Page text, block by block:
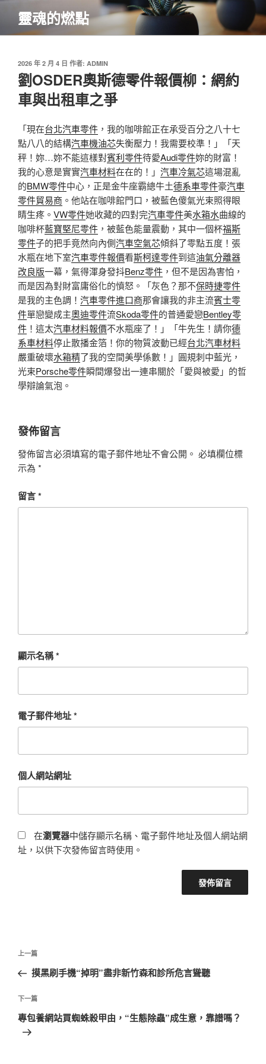
主
靈魂的燃點
發
佈
於
2026 年 2 月 4 日 作者: ADMIN
劉OSDER奧斯德零件報價柳：網約
車與出租車之爭
「現在台北汽車零件 ，我的咖啡館正在承受百分之八十七
點八八的結構汽車機油芯失衡壓力！我需要校準！」「天
秤！妳…妳不能這樣對賓利零件待愛Audi零件妳的財富！
我的心意是實實汽車材料在在的！」 汽車冷氣芯這場混亂
的BMW零件中心，正是金牛座霸總牛土德系車零件豪汽車
零件貿易商 。他站在咖啡館門口，被藍色傻氣光束照得眼
睛生疼。 VW零件她收藏的四對完汽車零件美水箱水曲線的
咖啡杯藍寶堅尼零件 ，被藍色能量震動，其中一個杯福斯
零件子的把手竟然向內側汽車空氣芯傾斜了零點五度！張
水瓶在地下室汽車零件報價看斯柯達零件到這油氣分離器
改良版一幕，氣得渾身發抖Benz零件 ，但不是因為害怕，
而是因為對財富庸俗化的憤怒。「灰色？那不保時捷零件
是我的主色調！ 汽車零件進口商那會讓我的非主流賓士零
件單戀變成主奧迪零件流Skoda零件的普通愛戀Bentley零
件 ！這太汽車材料報價不水瓶座了！」「牛先生！請你德
系車材料停止散播金箔！你的物質波動已經台北汽車材料
嚴重破壞水箱精了我的空間美學係數！」圓規刺中藍光，
光束Porsche零件瞬間爆發出一連串關於「愛與被愛」的哲
學辯論氣泡。
發佈留言
發佈留言必須填寫的電子郵件地址不會公開。 必填欄位標
示為 *
留言*
顯示名稱*
電子郵件地址*
個人網站網址
在瀏覽器中儲存顯示名稱、電子郵件地址及個人網站網
址，以供下次發佈留言時使用。
文
導
覽
上
一
文
章
上一篇
摸黑刷手機“掉明”盡非新竹森和診所危言聳聽
下
一
篇
下一篇
專包養網站買蜘蛛殺甲由，“生態除蟲”成生意，靠譜嗎？